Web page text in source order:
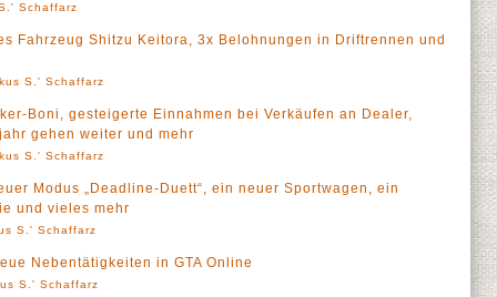
Schaffarz
Fahrzeug Shitzu Keitora, 3x Belohnungen in Driftrennen und
S.' Schaffarz
Boni, gesteigerte Einnahmen bei Verkäufen an Dealer,
gehen weiter und mehr
S.' Schaffarz
Modus „Deadline-Duett“, ein neuer Sportwagen, ein
und vieles mehr
S.' Schaffarz
Nebentätigkeiten in GTA Online
S.' Schaffarz